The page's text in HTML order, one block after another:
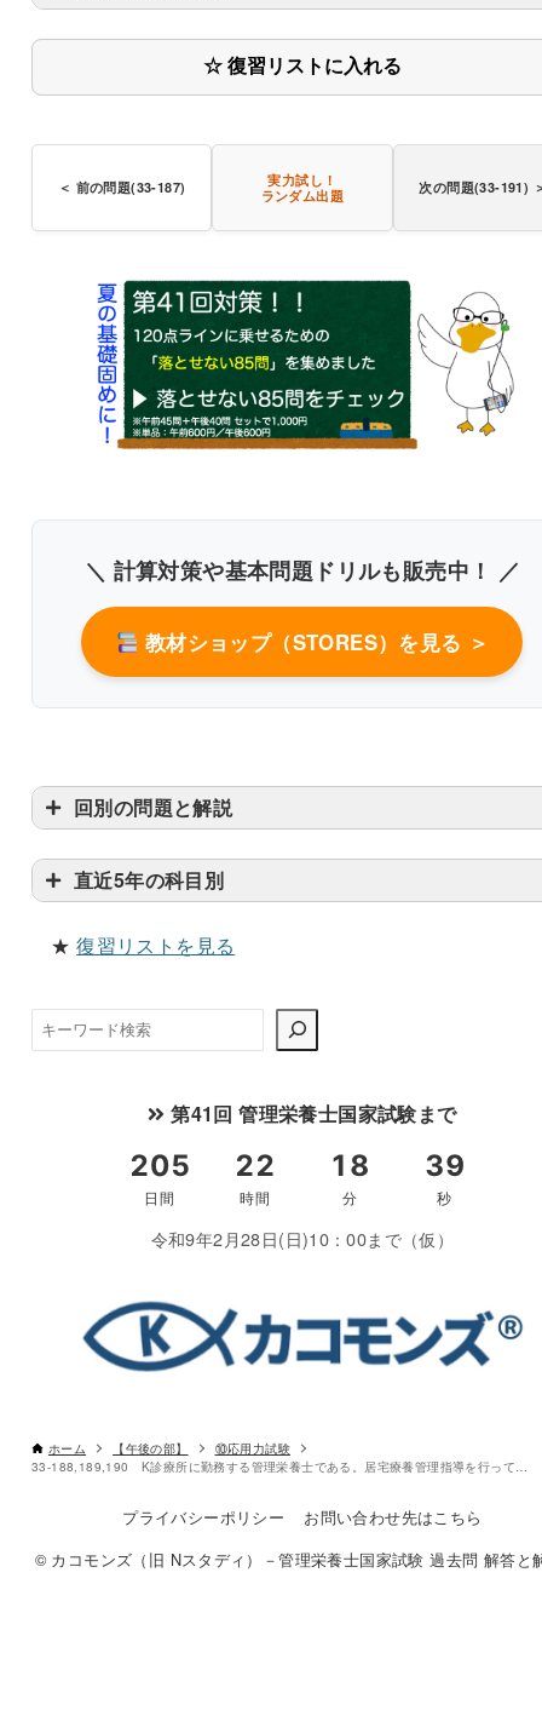
〇
〇
書き込みしやすいレイアウト
改行過去問を見る
☆ 復習リストに入れる
＜ 前の問題(33-187)
実力試し！
ランダム出題
次の問題(33-191)
＼ 計算対策や基本問題ドリルも販売中！ ／
教材ショップ（STORES）を見る ＞
回別の問題と解説
直近5年の科目別
★復習リストを見る
検
索
第41回 管理栄養士国家試験まで
令和9年2月28日(日)10：00まで（仮）
ホーム 【午後の部】
⑩応用力試験
プライバシーポリシー
お問い合わせ先はこちら
© カコモンズ（旧 Nスタディ）－管理栄養士国家試験 過去問 解答と